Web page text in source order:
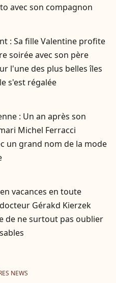
avec son compagnon
: Sa fille Valentine profite
soirée avec son père
l'une des plus belles îles
s'est régalée
: Un an après son
Michel Ferracci
un grand nom de la mode
vacances en toute
Gérakd Kierzek
de ne surtout pas oublier
NEWS